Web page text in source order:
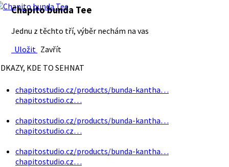
Chapito bunda Tee
Jednu z těchto tří, výběr nechám na vas
Uložit Zavřít
KDE TO SEHNAT
chapitostudio.cz/products/bunda-kantha…
chapitostudio.cz…
chapitostudio.cz/products/bunda-kantha…
chapitostudio.cz…
chapitostudio.cz/products/bunda-kantha…
chapitostudio.cz…